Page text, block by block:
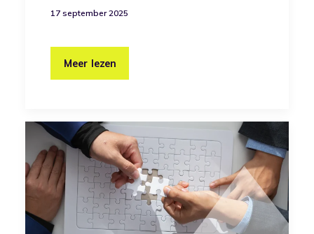
17 september 2025
Meer lezen